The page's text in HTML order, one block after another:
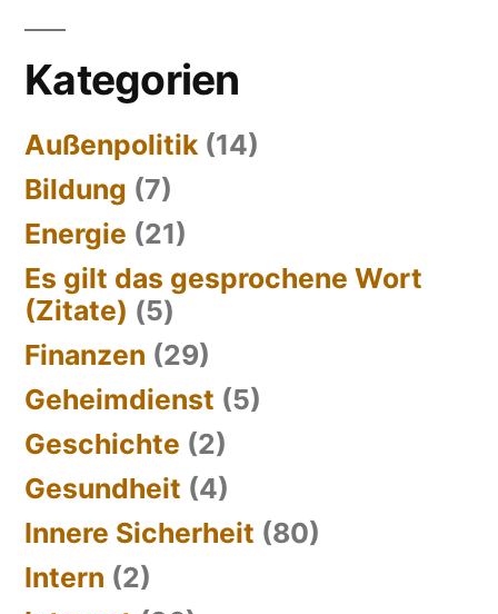
Kategorien
Außenpolitik (14)
Bildung (7)
Energie (21)
Es gilt das gesprochene Wort
(Zitate) (5)
Finanzen (29)
Geheimdienst (5)
Geschichte (2)
Gesundheit (4)
Innere Sicherheit (80)
Intern (2)